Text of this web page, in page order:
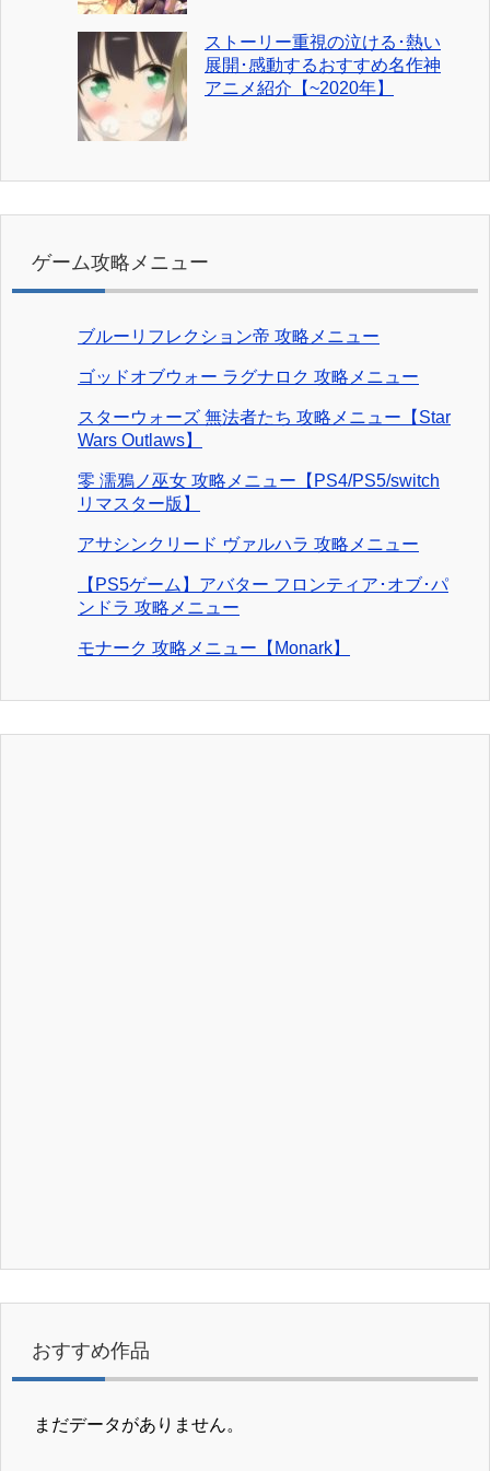
ストーリー重視の泣ける･熱い
展開･感動するおすすめ名作神
アニメ紹介【~2020年】
ゲーム攻略メニュー
ブルーリフレクション帝 攻略メニュー
ゴッドオブウォー ラグナロク 攻略メニュー
スターウォーズ 無法者たち 攻略メニュー【Star
Wars Outlaws】
零 濡鴉ノ巫女 攻略メニュー【PS4/PS5/switch
リマスター版】
アサシンクリード ヴァルハラ 攻略メニュー
【PS5ゲーム】アバター フロンティア･オブ･パ
ンドラ 攻略メニュー
モナーク 攻略メニュー【Monark】
おすすめ作品
まだデータがありません。